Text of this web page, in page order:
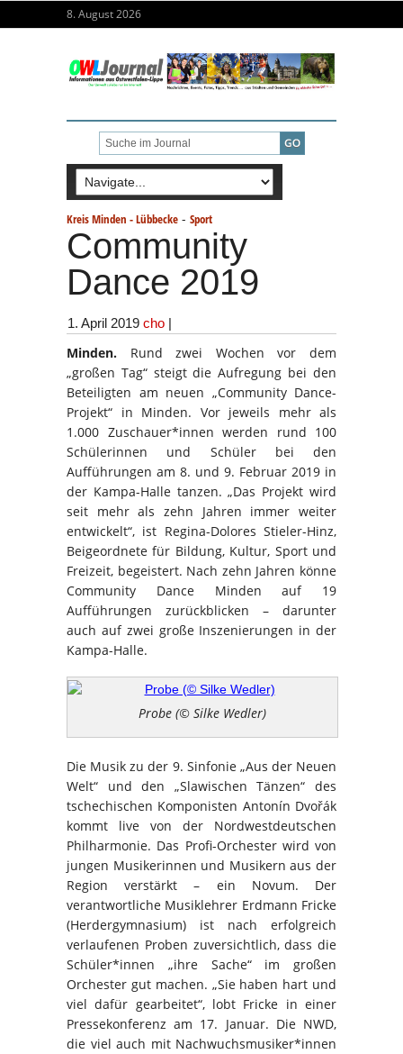
8. August 2026
Kreis Minden - Lübbecke - Sport
Community
Dance 2019
1. April 2019 cho |
Minden. Rund zwei Wochen vor dem
„großen Tag“ steigt die Aufregung bei den
Beteiligten am neuen „Community Dance-
Projekt“ in Minden. Vor jeweils mehr als
1.000 Zuschauer*innen werden rund 100
Schülerinnen und Schüler bei den
Aufführungen am 8. und 9. Februar 2019 in
der Kampa-Halle tanzen. „Das Projekt wird
seit mehr als zehn Jahren immer weiter
entwickelt“, ist Regina-Dolores Stieler-Hinz,
Beigeordnete für Bildung, Kultur, Sport und
Freizeit, begeistert. Nach zehn Jahren könne
Community Dance Minden auf 19
Aufführungen zurückblicken – darunter
auch auf zwei große Inszenierungen in der
Kampa-Halle.
Probe (© Silke Wedler)
Die Musik zu der 9. Sinfonie „Aus der Neuen
Welt“ und den „Slawischen Tänzen“ des
tschechischen Komponisten Antonín Dvořák
kommt live von der Nordwestdeutschen
Philharmonie. Das Profi-Orchester wird von
jungen Musikerinnen und Musikern aus der
Region verstärkt – ein Novum. Der
verantwortliche Musiklehrer Erdmann Fricke
(Herdergymnasium) ist nach erfolgreich
verlaufenen Proben zuversichtlich, dass die
Schüler*innen „ihre Sache“ im großen
Orchester gut machen. „Sie haben hart und
viel dafür gearbeitet“, lobt Fricke in einer
Pressekonferenz am 17. Januar. Die NWD,
die viel auch mit Nachwuchsmusiker*innen